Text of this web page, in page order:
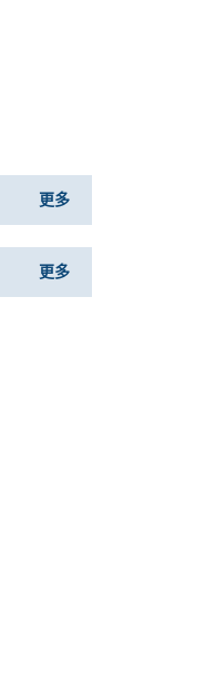
更多
更多